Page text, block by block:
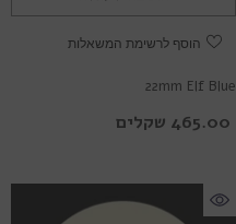
הוסף לרשימת המשאלות
22mm Elf Blue
465.00 שקלים